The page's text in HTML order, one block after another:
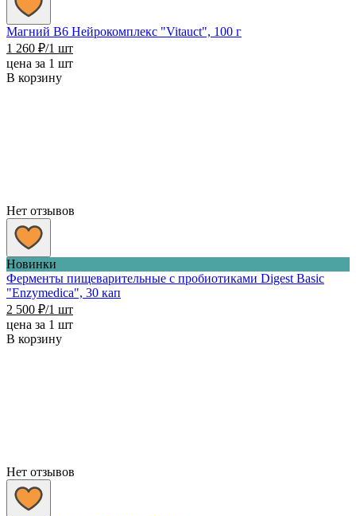
Магний В6 Нейрокомплекс "Vitauct", 100 г
1 260 ₽/1 шт
цена за 1 шт
В корзину
Нет отзывов
Новинки
Ферменты пищеварительные с пробиотиками Digest Basic
"Enzymedica", 30 кап
2 500 ₽/1 шт
цена за 1 шт
В корзину
Нет отзывов